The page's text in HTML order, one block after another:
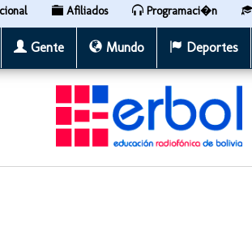
Afiliados Programaci�n
Gente Mundo Deportes